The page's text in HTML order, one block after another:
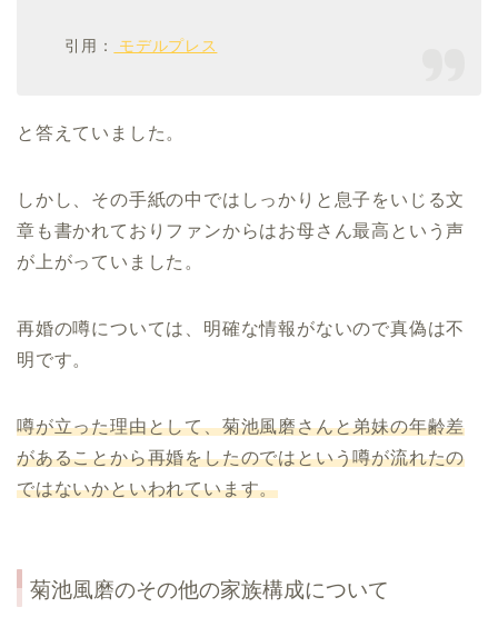
引用： モデルプレス
と答えていました。
しかし、その手紙の中ではしっかりと息子をいじる文
章も書かれておりファンからはお母さん最高という声
が上がっていました。
再婚の噂については、明確な情報がないので真偽は不
明です。
噂が立った理由として、菊池風磨さんと弟妹の年齢差
があることから再婚をしたのではという噂が流れたの
ではないかといわれています。
菊池風磨のその他の家族構成について